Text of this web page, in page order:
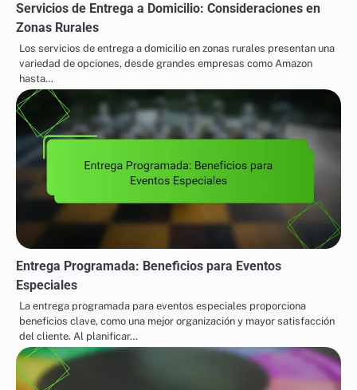
Servicios de Entrega a Domicilio: Consideraciones en
Zonas Rurales
Los servicios de entrega a domicilio en zonas rurales presentan una
variedad de opciones, desde grandes empresas como Amazon
hasta…
Entrega Programada: Beneficios para Eventos
Especiales
La entrega programada para eventos especiales proporciona
beneficios clave, como una mejor organización y mayor satisfacción
del cliente. Al planificar…